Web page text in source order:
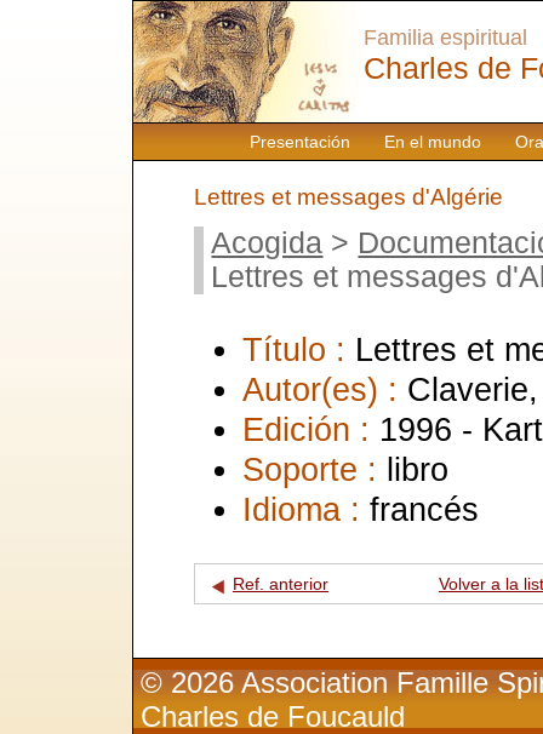
Presentación En el mundo
Familia espiritual
Charles de
Lettres et messages d'Algérie
Acogida >
Lettres et messages
Título : Lettres et
Autor(es) :
Edición : 1996 -
Soporte : libro
Idioma : francés
Ref. anterior Volver a la
© 2026 Association Famille
Charles de Foucauld